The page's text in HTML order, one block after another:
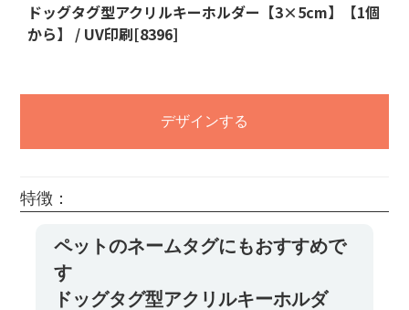
ドッグタグ型アクリルキーホルダー【3×5cm】【1個
から】 / UV印刷[8396]
デザインする
特徴：
ペットのネームタグにもおすすめで
す
ドッグタグ型アクリルキーホルダ